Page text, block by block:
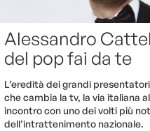
Alessandro
del pop fai da te
L’eredità dei grandi
che cambia la tv, la via italiana
incontro con uno dei volti più
dell’intrattenimento nazionale.